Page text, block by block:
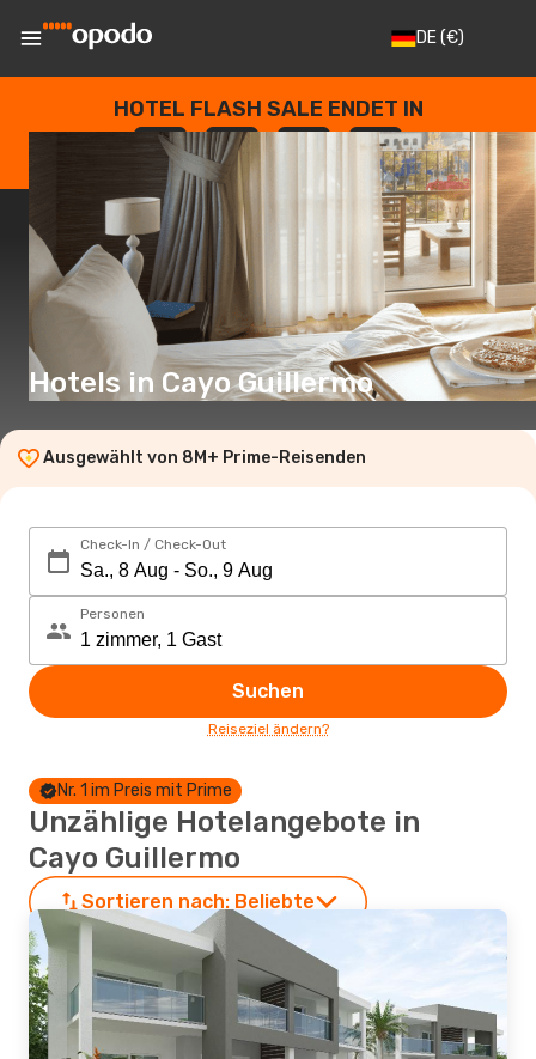
DE(€)
HOTEL FLASH SALE ENDET IN
--
TAGE
: --
STUNDEN
: --
SEKUNDEN
Hotels in Cayo Guillermo
Ausgewählt von 8M+ Prime-Reisenden
Check-In / Check-Out
Personen
Suchen
Reiseziel ändern?
Nr. 1 im Preis mit Prime
Unzählige Hotelangebote in
Cayo Guillermo
Sortieren nach: Beliebte